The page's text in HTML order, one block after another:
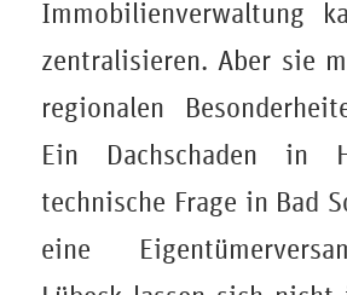
Immobilienverwaltung
zentralisieren. Aber sie
regionalen
Ein Dachschaden in
technische Frage in Bad
eine